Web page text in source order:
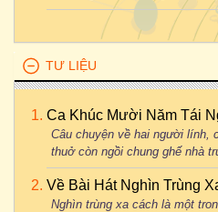
TƯ LIỆU
Ca Khúc Mười Năm Tái
Câu chuyện về hai người lính,
thuở còn ngồi chung ghế nhà
Về Bài Hát Nghìn Trùng
Nghìn trùng xa cách là một